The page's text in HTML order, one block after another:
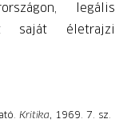
legális
saját életrajzi
Kritika, 1969. 7. sz.